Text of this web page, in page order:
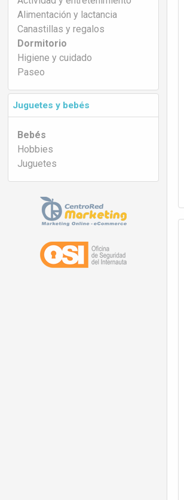
Alimentación y lactancia
Canastillas y regalos
Dormitorio
Higiene y cuidado
Paseo
Juguetes y bebés
Bebés
Hobbies
Juguetes